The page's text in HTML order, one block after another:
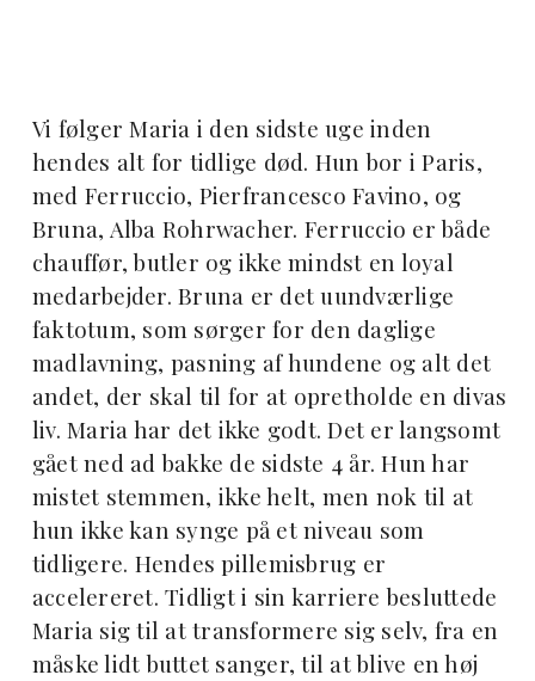
Vi følger Maria i den sidste uge inden
hendes alt for tidlige død. Hun bor i Paris,
med Ferruccio, Pierfrancesco Favino, og
Bruna, Alba Rohrwacher. Ferruccio er både
chauffør, butler og ikke mindst en loyal
medarbejder. Bruna er det uundværlige
faktotum, som sørger for den daglige
madlavning, pasning af hundene og alt det
andet, der skal til for at opretholde en divas
liv. Maria har det ikke godt. Det er langsomt
gået ned ad bakke de sidste 4 år. Hun har
mistet stemmen, ikke helt, men nok til at
hun ikke kan synge på et niveau som
tidligere. Hendes pillemisbrug er
accelereret. Tidligt i sin karriere besluttede
Maria sig til at transformere sig selv, fra en
måske lidt buttet sanger, til at blive en høj